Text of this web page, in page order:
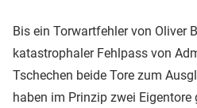
Bis ein Torwartfehler von Oliver
katastrophaler Fehlpass von
Tschechen beide Tore zum
haben im Prinzip zwei Eigentore